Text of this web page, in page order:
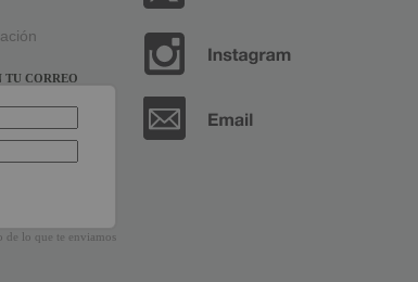
TU CORREO
de lo que te enviamos